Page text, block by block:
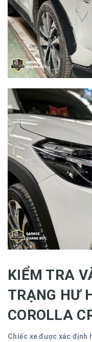
KIỂM TRA
TRẠNG HƯ
COROLLA
Chiếc xe được xác định